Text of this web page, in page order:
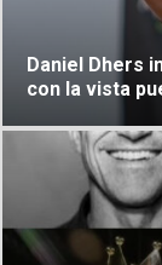
República
Venezuela
Contacto
Daniel Dhers
con la vista